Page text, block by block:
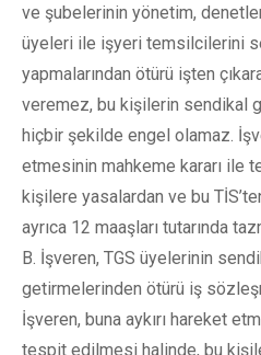
ve şubelerinin yönetim,
üyeleri ile işyeri temsilcilerini
yapmalarından ötürü işten
veremez, bu kişilerin sendikal
hiçbir şekilde engel olamaz.
etmesinin mahkeme kararı ile
kişilere yasalardan ve bu
ayrıca 12 maaşları tutarında
B. İşveren, TGS üyelerinin
getirmelerinden ötürü iş
İşveren, buna aykırı hareket
tespit edilmesi halinde, bu